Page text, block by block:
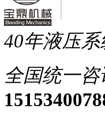
40年液压
全国统一咨